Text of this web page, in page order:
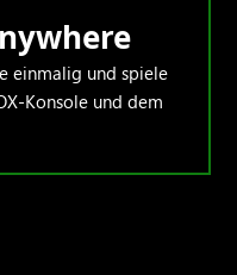
einmalig und spiele
Konsole und dem